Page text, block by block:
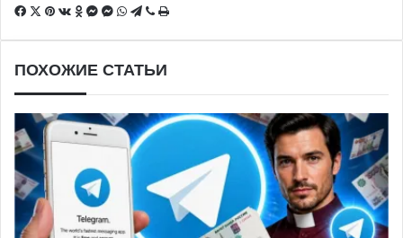
Facebook
X Pinterest
Вконтакте
Одноклассники
Messenger
Messenger
WhatsApp
Telegram
ViberПечатать
ПОХОЖИЕ СТАТЬИ